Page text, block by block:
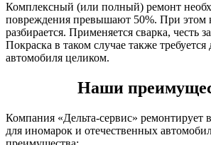
Комплексный (или полный) ремонт
повреждения превышают 50%. При этом
разбирается. Применяется сварка, честь
Покраска в таком случае также требуется
автомобиля целиком.
Наши
Компания «Дельта-сервис» ремонтирует
для иномарок и отечественных